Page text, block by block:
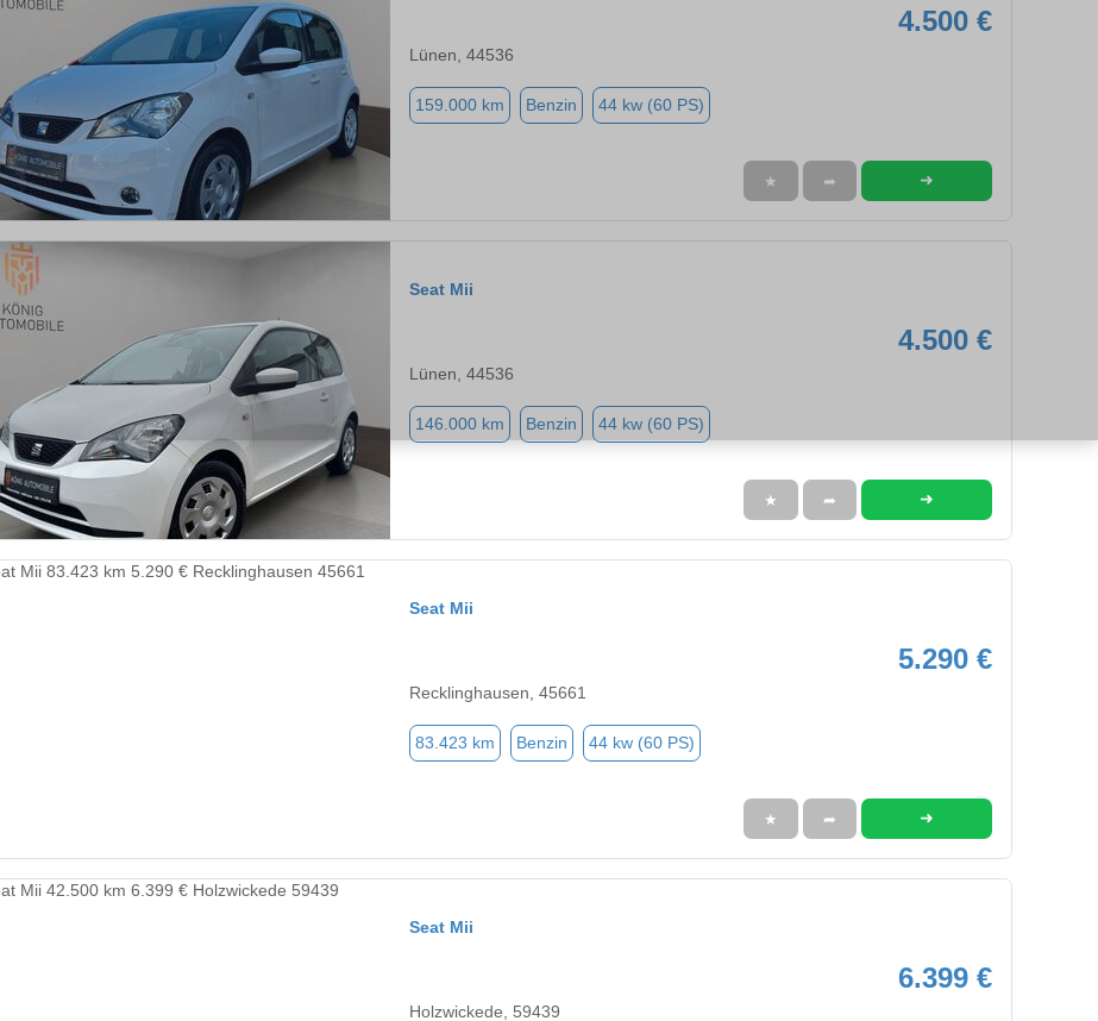
4.500 €
Lünen, 44536
159.000 km Benzin 44 kw (60 PS)
★ ➦ ➜
Seat Mii
4.500 €
Lünen, 44536
146.000 km Benzin 44 kw (60 PS)
★ ➦ ➜
Seat Mii
5.290 €
Recklinghausen, 45661
83.423 km Benzin 44 kw (60 PS)
★ ➦ ➜
Seat Mii
6.399 €
Holzwickede, 59439